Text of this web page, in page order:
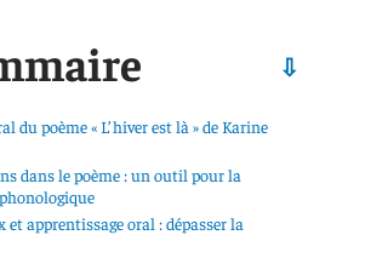
du poème « L’hiver est là » de Karine
dans le poème : un outil pour la
et apprentissage oral : dépasser la